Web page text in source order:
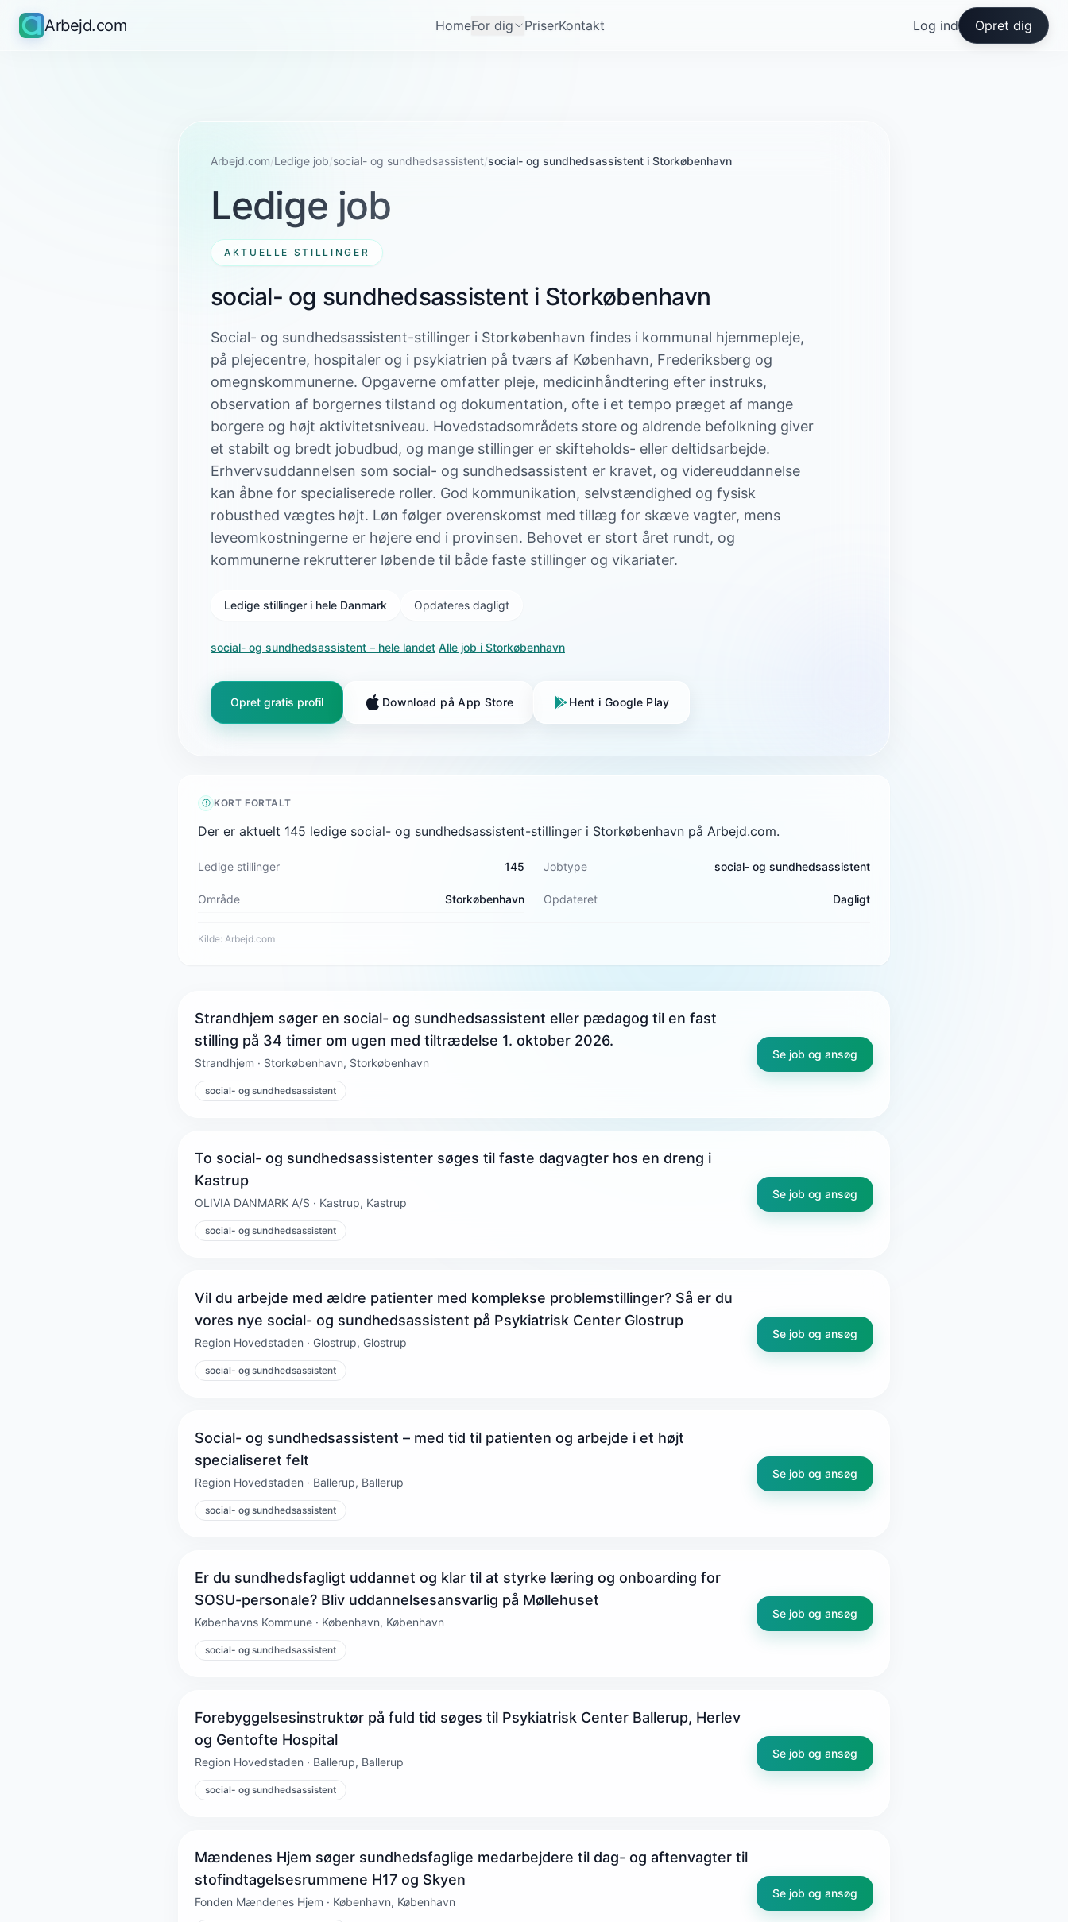
Arbejd.com HomeFor dig PriserKontakt Log ind Opret dig
Arbejd.com/Ledige job/social- og sundhedsassistent/social- og sundhedsassistent i Storkøbenhavn
Ledige job
AKTUELLE STILLINGER
social- og sundhedsassistent i Storkøbenhavn
Social- og sundhedsassistent-stillinger i Storkøbenhavn findes i kommunal hjemmepleje,
på plejecentre, hospitaler og i psykiatrien på tværs af København, Frederiksberg og
omegnskommunerne. Opgaverne omfatter pleje, medicinhåndtering efter instruks,
observation af borgernes tilstand og dokumentation, ofte i et tempo præget af mange
borgere og højt aktivitetsniveau. Hovedstadsområdets store og aldrende befolkning giver
et stabilt og bredt jobudbud, og mange stillinger er skifteholds- eller deltidsarbejde.
Erhvervsuddannelsen som social- og sundhedsassistent er kravet, og videreuddannelse
kan åbne for specialiserede roller. God kommunikation, selvstændighed og fysisk
robusthed vægtes højt. Løn følger overenskomst med tillæg for skæve vagter, mens
leveomkostningerne er højere end i provinsen. Behovet er stort året rundt, og
kommunerne rekrutterer løbende til både faste stillinger og vikariater.
Ledige stillinger i hele Danmark Opdateres dagligt
social- og sundhedsassistent – hele landet·Alle job i Storkøbenhavn
Opret gratis profil Download på App Store Hent i Google Play
KORT FORTALT
Der er aktuelt 145 ledige social- og sundhedsassistent-stillinger i Storkøbenhavn på Arbejd.com.
Ledige stillinger 145 Jobtype social- og sundhedsassistent
Område Storkøbenhavn Opdateret Dagligt
Kilde: Arbejd.com
Strandhjem søger en social- og sundhedsassistent eller pædagog til en fast
stilling på 34 timer om ugen med tiltrædelse 1. oktober 2026.
Strandhjem · Storkøbenhavn, Storkøbenhavn
social- og sundhedsassistent
Se job og ansøg
To social- og sundhedsassistenter søges til faste dagvagter hos en dreng i
Kastrup
OLIVIA DANMARK A/S · Kastrup, Kastrup
social- og sundhedsassistent
Se job og ansøg
Vil du arbejde med ældre patienter med komplekse problemstillinger? Så er du
vores nye social- og sundhedsassistent på Psykiatrisk Center Glostrup
Region Hovedstaden · Glostrup, Glostrup
social- og sundhedsassistent
Se job og ansøg
Social- og sundhedsassistent – med tid til patienten og arbejde i et højt
specialiseret felt
Region Hovedstaden · Ballerup, Ballerup
social- og sundhedsassistent
Se job og ansøg
Er du sundhedsfagligt uddannet og klar til at styrke læring og onboarding for
SOSU-personale? Bliv uddannelsesansvarlig på Møllehuset
Københavns Kommune · København, København
social- og sundhedsassistent
Se job og ansøg
Forebyggelsesinstruktør på fuld tid søges til Psykiatrisk Center Ballerup, Herlev
og Gentofte Hospital
Region Hovedstaden · Ballerup, Ballerup
social- og sundhedsassistent
Se job og ansøg
Mændenes Hjem søger sundhedsfaglige medarbejdere til dag- og aftenvagter til
stofindtagelsesrummene H17 og Skyen
Fonden Mændenes Hjem · København, København
Se job og ansøg